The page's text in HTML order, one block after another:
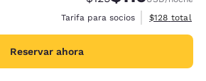
Tarifa para socios
Ver detalles
$128 total
Reservar ahora